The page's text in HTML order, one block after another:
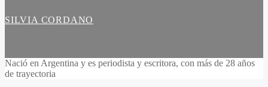
SILVIA CORDANO
Nació en Argentina y es periodista y escritora, con más de 28 años
de trayectoria